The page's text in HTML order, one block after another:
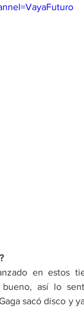
en estos
así lo
sacó disco y